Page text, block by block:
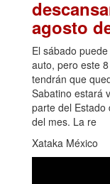
agosto
El sábado
auto, pero este
tendrán que
Sabatino estará
parte del Estado
del mes. La re
Xataka México